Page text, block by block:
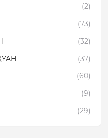
(2)
(73)
(32)
(37)
(60)
(9)
(29)